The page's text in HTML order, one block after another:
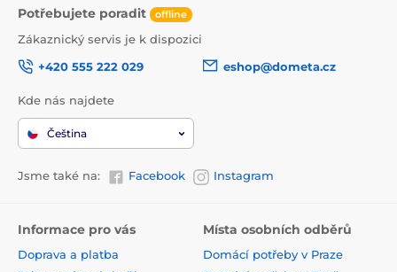
Potřebujete poradit offline
Zákaznický servis je k dispozici
+420 555 222 029
eshop@dometa.cz
Kde nás najdete
Čeština
Jsme také na: Facebook Instagram
Informace pro vás
Doprava a platba
Místa osobních odběrů
Domácí potřeby v Praze